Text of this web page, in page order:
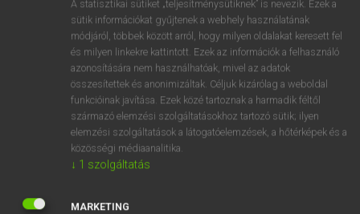
VAN ELŐFIZETÉSED?
Van előfizetésem a teljes szócikk megtekintéséhez.
BELÉPÉS
A statisztikai sütiket „teljesítménysütiknek” is nevezik. Ezek a
sütik információkat gyűjtenek a webhely használatának
módjáról, többek között arról, hogy milyen oldalakat keresett fel
és milyen linkekre kattintott. Ezek az információk a felhasználó
azonosítására nem használhatóak, mivel az adatok
összesítettek és anonimizáltak. Céljuk kizárólag a weboldal
funkcióinak javítása. Ezek közé tartoznak a harmadik féltől
származó elemzési szolgáltatásokhoz tartozó sütik; ilyen
elemzési szolgáltatások a látogatóelemzések, a hőtérképek és a
közösségi médiaanalitika.
↓ 1 szolgáltatás
MARKETING